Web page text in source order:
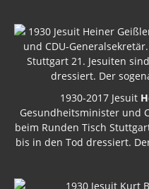
1930-2017 Jesuit
Gesundheitsminister und
beim Runden Tisch
bis in den Tod dressiert.